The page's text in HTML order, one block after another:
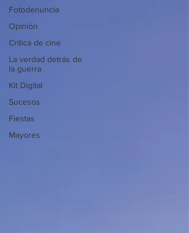
Fotodenuncia
Opinión
Crítica de cine
La verdad detrás de
la guerra
Kit Digital
Sucesos
Fiestas
Mayores